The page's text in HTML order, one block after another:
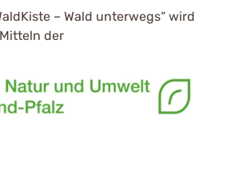
– Wald unterwegs“ wird
der